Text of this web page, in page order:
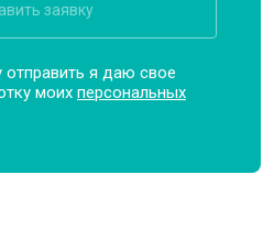
заявку
я даю свое
моихперсональных